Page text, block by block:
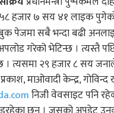
हजार ७ सय ४१ लाइक
पेजमा सबै भन्दा बढी
गरेको भेटिन्छ । त्यस्तै
छ । त्यसमा २९ हजार ८ सय
माओवादी केन्द्र,
निजी वेवसाइट पनि